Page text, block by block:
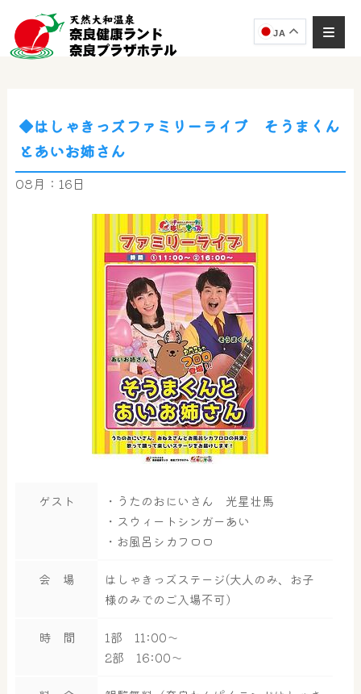
JA
◆はしゃきっズファミリーライブ そうまくん
とあいお姉さん
08月：16日
ゲスト
・うたのおにいさん 光星壮馬
・スウィートシンガーあい
・お風呂シカフロロ
会 場
はしゃきっズステージ(大人のみ、お子
様のみでのご入場不可）
時 間
1部 11:00～
2部 16:00～
AIコンシェルジュ
ご質問をお伺いします。